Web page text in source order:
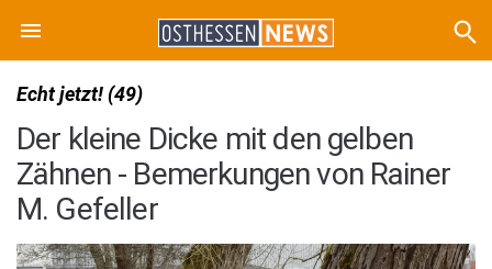
Echt jetzt! (49)
Der kleine Dicke mit den gelben
Zähnen - Bemerkungen von Rainer
M. Gefeller